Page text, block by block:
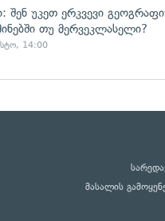
შენ უკეთ ერკვევი
თუ მერვეკლასელი?
14:00
მასალის